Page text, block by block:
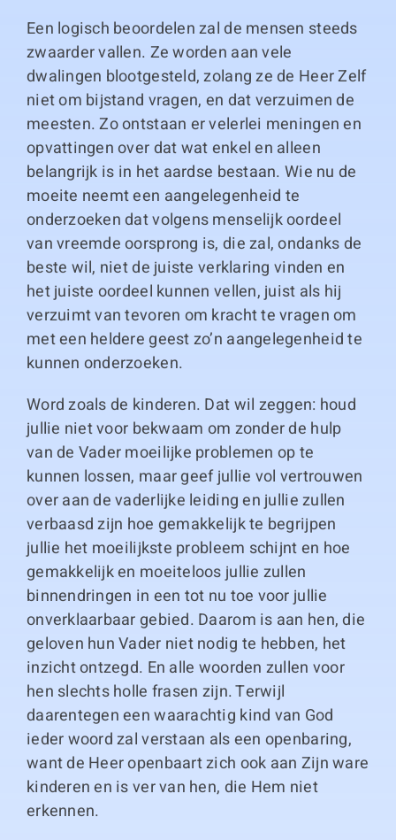
Een logisch beoordelen zal de mensen steeds
zwaarder vallen. Ze worden aan vele
dwalingen blootgesteld, zolang ze de Heer Zelf
niet om bijstand vragen, en dat verzuimen de
meesten. Zo ontstaan er velerlei meningen en
opvattingen over dat wat enkel en alleen
belangrijk is in het aardse bestaan. Wie nu de
moeite neemt een aangelegenheid te
onderzoeken dat volgens menselijk oordeel
van vreemde oorsprong is, die zal, ondanks de
beste wil, niet de juiste verklaring vinden en
het juiste oordeel kunnen vellen, juist als hij
verzuimt van tevoren om kracht te vragen om
met een heldere geest zo’n aangelegenheid te
kunnen onderzoeken.
Word zoals de kinderen. Dat wil zeggen: houd
jullie niet voor bekwaam om zonder de hulp
van de Vader moeilijke problemen op te
kunnen lossen, maar geef jullie vol vertrouwen
over aan de vaderlijke leiding en jullie zullen
verbaasd zijn hoe gemakkelijk te begrijpen
jullie het moeilijkste probleem schijnt en hoe
gemakkelijk en moeiteloos jullie zullen
binnendringen in een tot nu toe voor jullie
onverklaarbaar gebied. Daarom is aan hen, die
geloven hun Vader niet nodig te hebben, het
inzicht ontzegd. En alle woorden zullen voor
hen slechts holle frasen zijn. Terwijl
daarentegen een waarachtig kind van God
ieder woord zal verstaan als een openbaring,
want de Heer openbaart zich ook aan Zijn ware
kinderen en is ver van hen, die Hem niet
erkennen.